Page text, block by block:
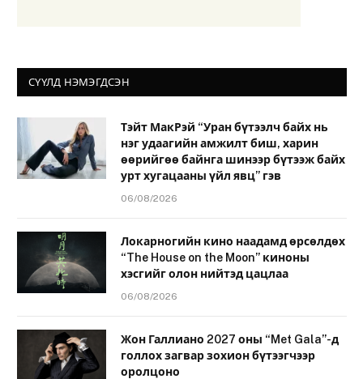
СҮҮЛД НЭМЭГДСЭН
Тэйт МакРэй “Уран бүтээлч байх нь
нэг удаагийн амжилт биш, харин
өөрийгөө байнга шинээр бүтээж байх
урт хугацааны үйл явц” гэв
06/08/2026
Локарногийн кино наадамд өрсөлдөх
“The House on the Moon” киноны
хэсгийг олон нийтэд цацлаа
06/08/2026
Жон Галлиано 2027 оны “Met Gala”-д
голлох загвар зохион бүтээгчээр
оролцоно